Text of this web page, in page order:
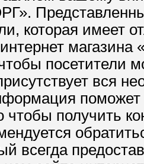
которая имеет
магазина
посетители
вся
чтобы получить
всегда